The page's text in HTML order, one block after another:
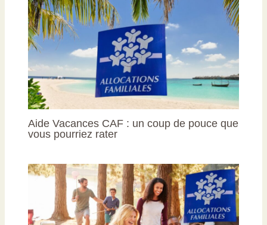
Aide Vacances CAF : un coup de pouce que
vous pourriez rater